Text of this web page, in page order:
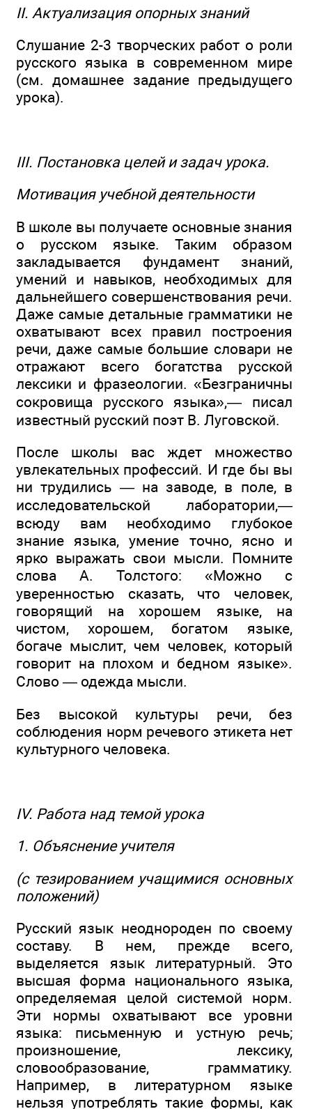
II. Актуализация опорных знаний
Слушание 2-3 творческих работ о роли
русского языка в современном мире
(см. домашнее задание предыдущего
урока).
III. Постановка целей и задач урока.
Мотивация учебной деятельности
В школе вы получаете основные знания
о русском языке. Таким образом
закладывается фундамент знаний,
умений и навыков, необходимых для
дальнейшего совершенствования речи.
Даже самые детальные грамматики не
охватывают всех правил построения
речи, даже самые большие словари не
отражают всего богатства русской
лексики и фразеологии. «Безграничны
сокровища русского языка»,— писал
известный русский поэт В. Луговской.
После школы вас ждет множество
увлекательных профессий. И где бы вы
ни трудились — на заводе, в поле, в
исследовательской лаборатории,—
всюду вам необходимо глубокое
знание языка, умение точно, ясно и
ярко выражать свои мысли. Помните
слова А. Толстого: «Можно с
уверенностью сказать, что человек,
говорящий на хорошем языке, на
чистом, хорошем, богатом языке,
богаче мыслит, чем человек, который
говорит на плохом и бедном языке».
Слово — одежда мысли.
Без высокой культуры речи, без
соблюдения норм речевого этикета нет
культурного человека.
IV. Работа над темой урока
1. Объяснение учителя
(с тезированием учащимися основных
положений)
Русский язык неоднороден по своему
составу. В нем, прежде всего,
выделяется язык литературный. Это
высшая форма национального языка,
определяемая целой системой норм.
Эти нормы охватывают все уровни
языка: письменную и устную речь;
произношение, лексику,
словообразование, грамматику.
Например, в литературном языке
нельзя употреблять такие формы, как